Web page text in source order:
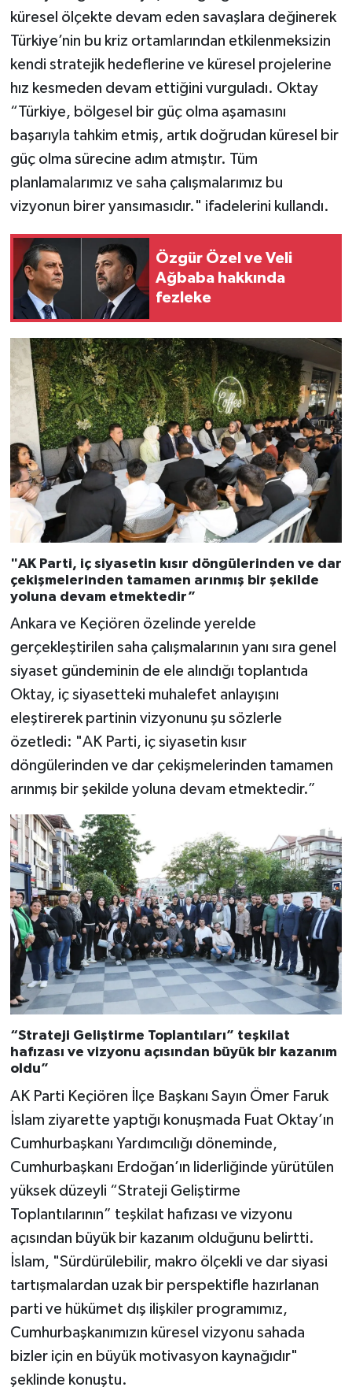
küresel ölçekte devam eden savaşlara değinerek
Türkiye’nin bu kriz ortamlarından etkilenmeksizin
kendi stratejik hedeflerine ve küresel projelerine
hız kesmeden devam ettiğini vurguladı. Oktay
“Türkiye, bölgesel bir güç olma aşamasını
başarıyla tahkim etmiş, artık doğrudan küresel bir
güç olma sürecine adım atmıştır. Tüm
planlamalarımız ve saha çalışmalarımız bu
vizyonun birer yansımasıdır." ifadelerini kullandı.
Özgür Özel ve Veli
Ağbaba hakkında
fezleke
"AK Parti, iç siyasetin kısır döngülerinden ve dar
çekişmelerinden tamamen arınmış bir şekilde
yoluna devam etmektedir”
Ankara ve Keçiören özelinde yerelde
gerçekleştirilen saha çalışmalarının yanı sıra genel
siyaset gündeminin de ele alındığı toplantıda
Oktay, iç siyasetteki muhalefet anlayışını
eleştirerek partinin vizyonunu şu sözlerle
özetledi: "AK Parti, iç siyasetin kısır
döngülerinden ve dar çekişmelerinden tamamen
arınmış bir şekilde yoluna devam etmektedir.”
“Strateji Geliştirme Toplantıları” teşkilat
hafızası ve vizyonu açısından büyük bir kazanım
oldu”
AK Parti Keçiören İlçe Başkanı Sayın Ömer Faruk
İslam ziyarette yaptığı konuşmada Fuat Oktay’ın
Cumhurbaşkanı Yardımcılığı döneminde,
Cumhurbaşkanı Erdoğan’ın liderliğinde yürütülen
yüksek düzeyli “Strateji Geliştirme
Toplantılarının” teşkilat hafızası ve vizyonu
açısından büyük bir kazanım olduğunu belirtti.
İslam, "Sürdürülebilir, makro ölçekli ve dar siyasi
tartışmalardan uzak bir perspektiﬂe hazırlanan
parti ve hükümet dış ilişkiler programımız,
Cumhurbaşkanımızın küresel vizyonu sahada
bizler için en büyük motivasyon kaynağıdır"
şeklinde konuştu.